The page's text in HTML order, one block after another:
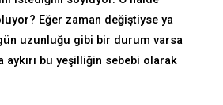
Eğer zaman değiştiyse ya
uzunluğu gibi bir durum varsa
aykırı bu yeşilliğin sebebi olarak